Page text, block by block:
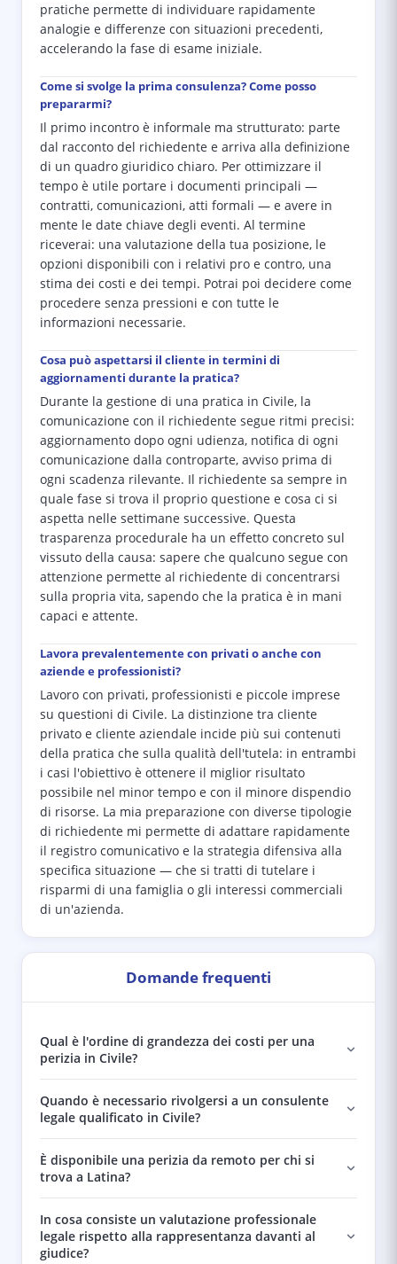
pratiche permette di individuare rapidamente
analogie e differenze con situazioni precedenti,
accelerando la fase di esame iniziale.
Come si svolge la prima consulenza? Come posso
prepararmi?
Il primo incontro è informale ma strutturato: parte
dal racconto del richiedente e arriva alla definizione
di un quadro giuridico chiaro. Per ottimizzare il
tempo è utile portare i documenti principali —
contratti, comunicazioni, atti formali — e avere in
mente le date chiave degli eventi. Al termine
riceverai: una valutazione della tua posizione, le
opzioni disponibili con i relativi pro e contro, una
stima dei costi e dei tempi. Potrai poi decidere come
procedere senza pressioni e con tutte le
informazioni necessarie.
Cosa può aspettarsi il cliente in termini di
aggiornamenti durante la pratica?
Durante la gestione di una pratica in Civile, la
comunicazione con il richiedente segue ritmi precisi:
aggiornamento dopo ogni udienza, notifica di ogni
comunicazione dalla controparte, avviso prima di
ogni scadenza rilevante. Il richiedente sa sempre in
quale fase si trova il proprio questione e cosa ci si
aspetta nelle settimane successive. Questa
trasparenza procedurale ha un effetto concreto sul
vissuto della causa: sapere che qualcuno segue con
attenzione permette al richiedente di concentrarsi
sulla propria vita, sapendo che la pratica è in mani
capaci e attente.
Lavora prevalentemente con privati o anche con
aziende e professionisti?
Lavoro con privati, professionisti e piccole imprese
su questioni di Civile. La distinzione tra cliente
privato e cliente aziendale incide più sui contenuti
della pratica che sulla qualità dell'tutela: in entrambi
i casi l'obiettivo è ottenere il miglior risultato
possibile nel minor tempo e con il minore dispendio
di risorse. La mia preparazione con diverse tipologie
di richiedente mi permette di adattare rapidamente
il registro comunicativo e la strategia difensiva alla
specifica situazione — che si tratti di tutelare i
risparmi di una famiglia o gli interessi commerciali
di un'azienda.
Domande frequenti
Qual è l'ordine di grandezza dei costi per una
perizia in Civile?
Quando è necessario rivolgersi a un consulente
legale qualificato in Civile?
È disponibile una perizia da remoto per chi si
trova a Latina?
In cosa consiste un valutazione professionale
legale rispetto alla rappresentanza davanti al
giudice?